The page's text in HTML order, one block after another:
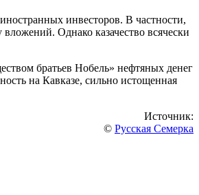
инвесторов. В частности,
Однако казачество всячески
братьев Нобель» нефтяных денег
на Кавказе, сильно истощенная
Источник:
© Русская Семерка